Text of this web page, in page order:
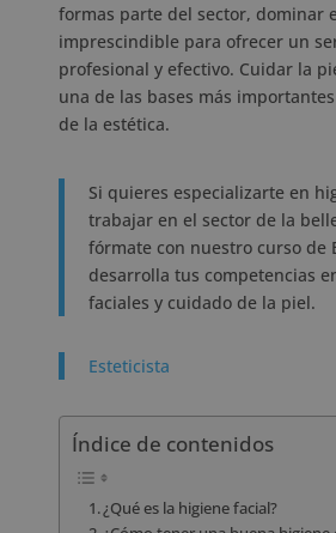
formas parte del sector, dominar
imprescindible para ofrecer un
profesional y efectivo. Cuidar la
una de las bases más
de la estética.
Si quieres especializarte en
trabajar en el sector de la
fórmate con nuestro curso de
desarrolla tus competencias
faciales y cuidado de la piel.
Esteticista
Índice de contenidos
¿Qué es la higiene facial?